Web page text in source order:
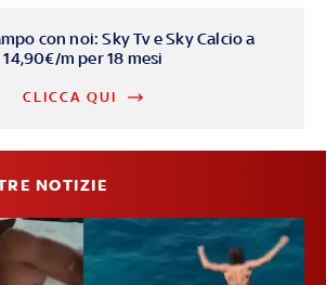
con noi: Sky Tv e Sky Calcio a
14,90€/m per 18 mesi
CLICCA QUI
NOTIZIE